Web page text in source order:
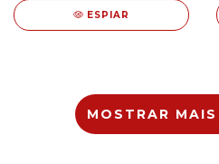
ESPIAR
MOSTRAR